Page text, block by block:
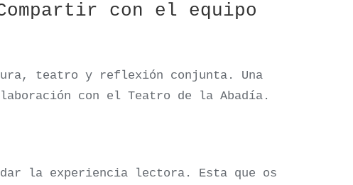
con el equipo
teatro y reflexión conjunta. Una
con el Teatro de la Abadía.
la experiencia lectora. Esta que os